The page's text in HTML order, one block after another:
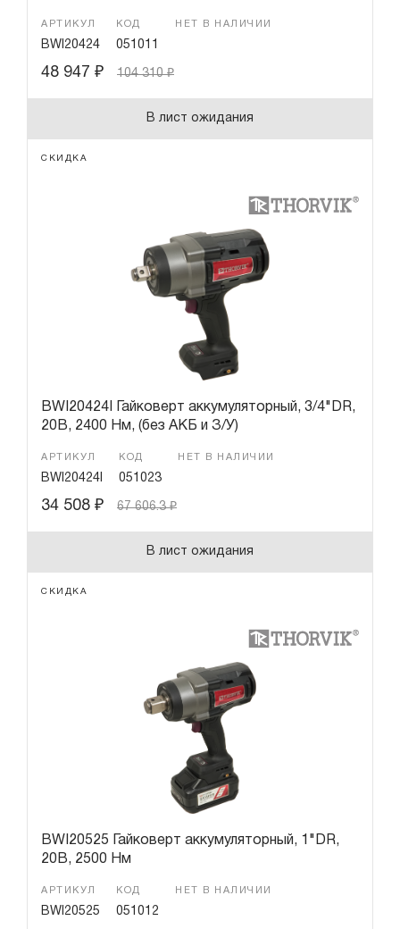
АРТИКУЛ
BWI20424
КОД
051011
НЕТ В НАЛИЧИИ
48 947 ₽ 104 310₽
В лист ожидания
СКИДКА
BWI20424I Гайковерт аккумуляторный, 3/4"DR,
20В, 2400 Нм, (без АКБ и З/У)
АРТИКУЛ
BWI20424I
КОД
051023
НЕТ В НАЛИЧИИ
34 508 ₽ 67 606.3₽
В лист ожидания
СКИДКА
BWI20525 Гайковерт аккумуляторный, 1"DR,
20В, 2500 Нм
АРТИКУЛ
BWI20525
КОД
051012
НЕТ В НАЛИЧИИ